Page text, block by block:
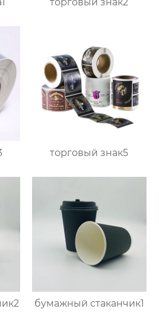
торговый знак5
бумажный стаканчик1